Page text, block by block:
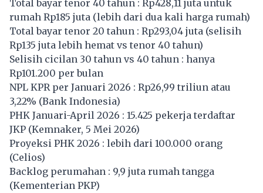
Total bayar tenor 40 tahun : Rp428,11 juta untuk
rumah Rp185 juta (lebih dari dua kali harga rumah)
Total bayar tenor 20 tahun : Rp293,04 juta (selisih
Rp135 juta lebih hemat vs tenor 40 tahun)
Selisih cicilan 30 tahun vs 40 tahun : hanya
Rp101.200 per bulan
NPL KPR per Januari 2026 : Rp26,99 triliun atau
3,22% (Bank Indonesia)
PHK Januari-April 2026 : 15.425 pekerja terdaftar
JKP (Kemnaker, 5 Mei 2026)
Proyeksi PHK 2026 : lebih dari 100.000 orang
(Celios)
Backlog perumahan : 9,9 juta rumah tangga
(Kementerian PKP)